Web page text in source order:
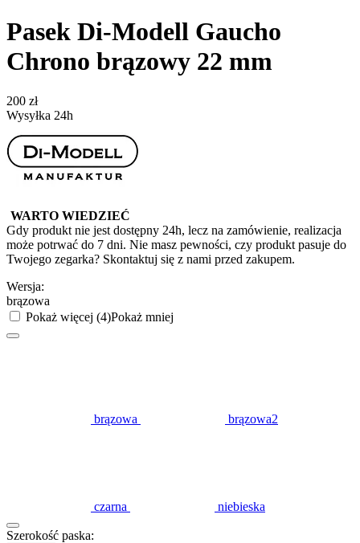
Pasek Di-Modell Gaucho
Chrono brązowy 22 mm
‍200‍ zł
Wysyłka 24h
WARTO WIEDZIEĆ
Gdy produkt nie jest dostępny 24h, lecz na zamówienie, realizacja
może potrwać do 7 dni. Nie masz pewności, czy produkt pasuje do
Twojego zegarka? Skontaktuj się z nami przed zakupem.
Wersja:
brązowa
Pokaż więcej (4)Pokaż mniej
brązowa brązowa2
czarna niebieska
Szerokość paska: